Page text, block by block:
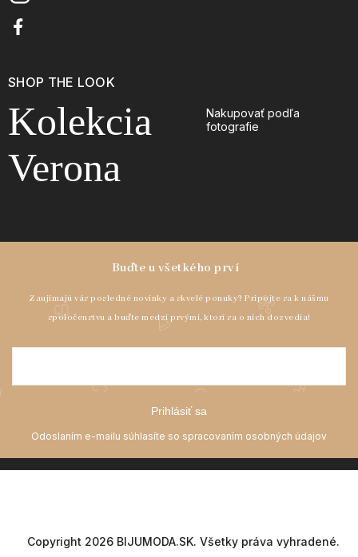
Prihlásiť sa
SHOP THE LOOK
Kolekcia
Verona
Nakupovať podľa
fotografie
Copyright 2026 BIJUMODA.SK. Všetky práva vyhradené.